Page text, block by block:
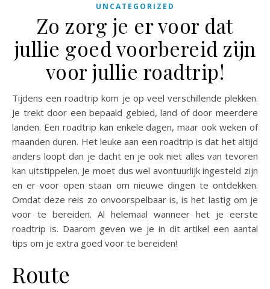
UNCATEGORIZED
Zo zorg je er voor dat
jullie goed voorbereid zijn
voor jullie roadtrip!
Tijdens een roadtrip kom je op veel verschillende plekken.
Je trekt door een bepaald gebied, land of door meerdere
landen. Een roadtrip kan enkele dagen, maar ook weken of
maanden duren. Het leuke aan een roadtrip is dat het altijd
anders loopt dan je dacht en je ook niet alles van tevoren
kan uitstippelen. Je moet dus wel avontuurlijk ingesteld zijn
en er voor open staan om nieuwe dingen te ontdekken.
Omdat deze reis zo onvoorspelbaar is, is het lastig om je
voor te bereiden. Al helemaal wanneer het je eerste
roadtrip is. Daarom geven we je in dit artikel een aantal
tips om je extra goed voor te bereiden!
Route